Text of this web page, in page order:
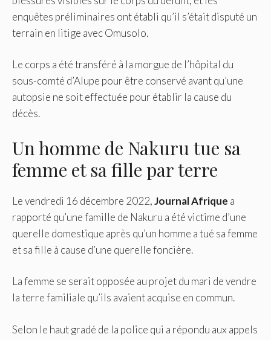
enquêtes préliminaires ont établi qu’il s’était disputé un
terrain en litige avec Omusolo.
Le corps a été transféré à la morgue de l’hôpital du
sous-comté d’Alupe pour être conservé avant qu’une
autopsie ne soit effectuée pour établir la cause du
décès.
Un homme de Nakuru tue sa
femme et sa fille par terre
Le vendredi 16 décembre 2022,Journal Afrique a
rapporté qu’une famille de Nakuru a été victime d’une
querelle domestique après qu’un homme a tué sa femme
et sa fille à cause d’une querelle foncière.
La femme se serait opposée au projet du mari de vendre
la terre familiale qu’ils avaient acquise en commun.
Selon le haut gradé de la police qui a répondu aux appels